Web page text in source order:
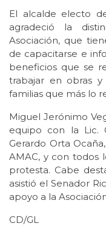
El alcalde electo
agradeció la
Asociación, que
de capacitarse e
beneficios que se
trabajar en obras
familias que más lo
Miguel Jerónimo
equipo con la Lic.
Gerardo Orta
AMAC, y con todos
protesta. Cabe
asistió el Senador
apoyo a la
CD/GL